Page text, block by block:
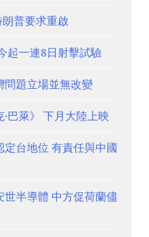
普要求重啟
起一連8日射擊試驗
問題立場並無改變
巴萊》 下月大陸上映
台地位 有責任與中國
世半導體 中方促荷蘭儘